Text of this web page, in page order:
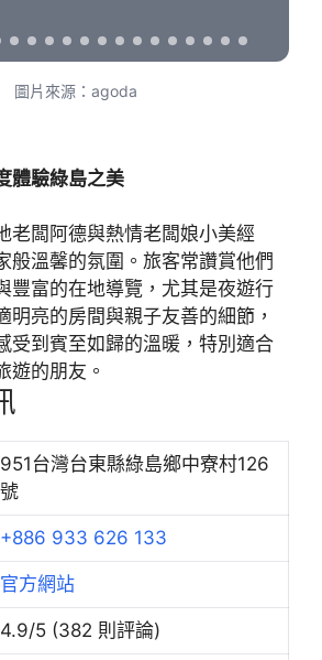
圖片來源：agoda
體驗綠島之美
老闆阿德與熱情老闆娘小美經
般溫馨的氛圍。旅客常讚賞他們
豐富的在地導覽，尤其是夜遊行
明亮的房間與親子友善的細節，
受到賓至如歸的溫暖，特別適合
遊的朋友。
951台灣台東縣綠島鄉中寮村126
號
+886 933 626 133
官方網站
4.9/5 (382 則評論)